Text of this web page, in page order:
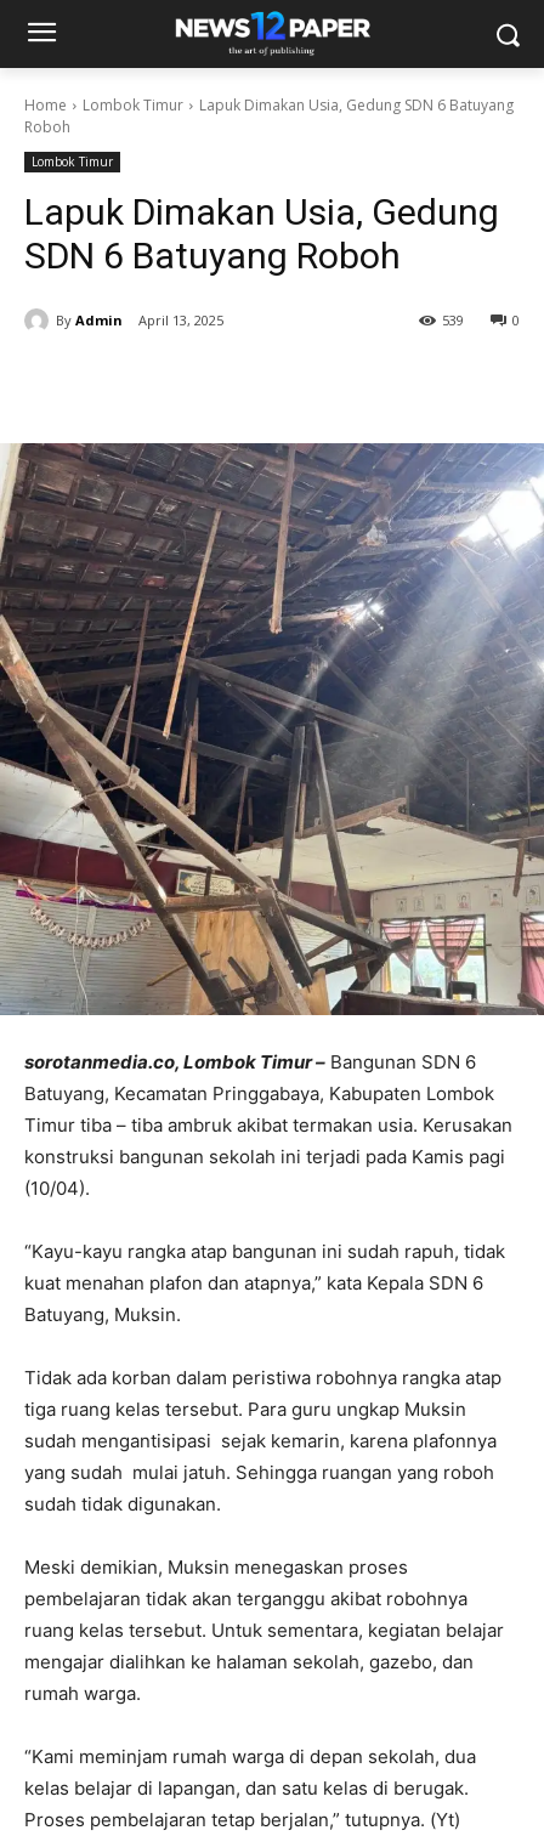
Home Lombok Timur
Lapuk Dimakan Usia, Gedung SDN 6 Batuyang
Roboh
Lombok Timur
Lapuk Dimakan Usia, Gedung
SDN 6 Batuyang Roboh
By Admin April 13, 2025 0
539
sorotanmedia.co, Lombok Timur – Bangunan SDN 6
Batuyang, Kecamatan Pringgabaya, Kabupaten Lombok
Timur tiba – tiba ambruk akibat termakan usia. Kerusakan
konstruksi bangunan sekolah ini terjadi pada Kamis pagi
(10/04).
“Kayu-kayu rangka atap bangunan ini sudah rapuh, tidak
kuat menahan plafon dan atapnya,” kata Kepala SDN 6
Batuyang, Muksin.
Tidak ada korban dalam peristiwa robohnya rangka atap
tiga ruang kelas tersebut. Para guru ungkap Muksin
sudah mengantisipasi sejak kemarin, karena plafonnya
yang sudah mulai jatuh. Sehingga ruangan yang roboh
sudah tidak digunakan.
Meski demikian, Muksin menegaskan proses
pembelajaran tidak akan terganggu akibat robohnya
ruang kelas tersebut. Untuk sementara, kegiatan belajar
mengajar dialihkan ke halaman sekolah, gazebo, dan
rumah warga.
“Kami meminjam rumah warga di depan sekolah, dua
kelas belajar di lapangan, dan satu kelas di berugak.
Proses pembelajaran tetap berjalan,” tutupnya. (Yt)